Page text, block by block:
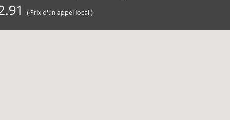
( Prix d'un appel local )